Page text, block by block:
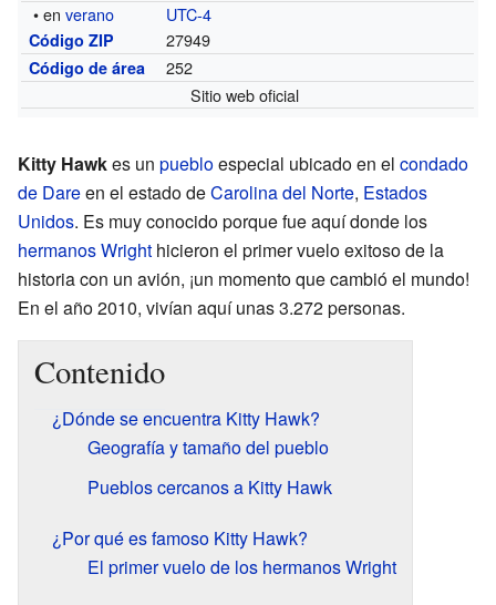
• enverano UTC-4
Código ZIP 27949
Código de área
252
Sitio web oficial
Kitty Hawkes un puebloespecial ubicado en el condado
de Dareen el estado deCarolina del Norte, Estados
Unidos. Es muy conocido porque fue aquí donde los
hermanos Wright hicieron el primer vuelo exitoso de la
historia con un avión, ¡un momento que cambió el mundo!
En el año 2010, vivían aquí unas 3.272 personas.
Contenido
¿Dónde se encuentra Kitty Hawk?
Geografía y tamaño del pueblo
Pueblos cercanos a Kitty Hawk
¿Por qué es famoso Kitty Hawk?
El primer vuelo de los hermanos Wright